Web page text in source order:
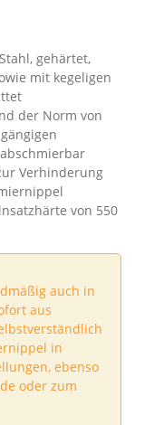
gehärtet,
mit kegeligen
der Norm von
Verhinderung
von 550
auch in
aus
in
ebenso
oder zum